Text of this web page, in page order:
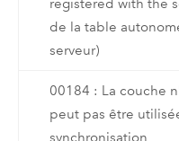
registered with the
de la table
serveur)
00184 : La couche
peut pas être
synchronisation